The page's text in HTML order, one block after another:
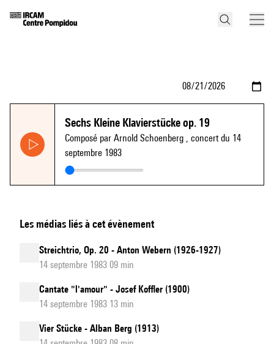
Sechs Kleine Klavierstücke op. 19
Composé par Arnold Schoenberg , concert du 14
septembre 1983
Les médias liés à cet évènement
Streichtrio, Op. 20 - Anton Webern (1926-1927)
14 septembre 1983 09 min
Cantate "l'amour" - Josef Koffler (1900)
14 septembre 1983 13 min
Vier Stücke - Alban Berg (1913)